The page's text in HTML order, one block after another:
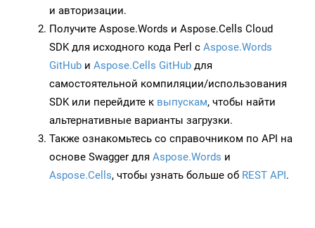
и авторизации.
Получите Aspose.Words и Aspose.Cells Cloud
SDK для исходного кода Perl с Aspose.Words
GitHub и Aspose.Cells GitHub для
самостоятельной компиляции/использования
SDK или перейдите к выпускам, чтобы найти
альтернативные варианты загрузки.
Также ознакомьтесь со справочником по API на
основе Swagger для Aspose.Words и
Aspose.Cells, чтобы узнать больше об REST API.